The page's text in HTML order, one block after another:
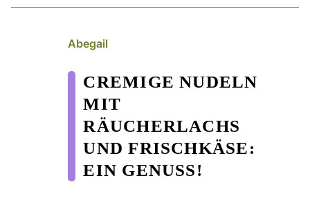
Abegail
CREMIGE NUDELN
MIT
RÄUCHERLACHS
UND FRISCHKÄSE:
EIN GENUSS!